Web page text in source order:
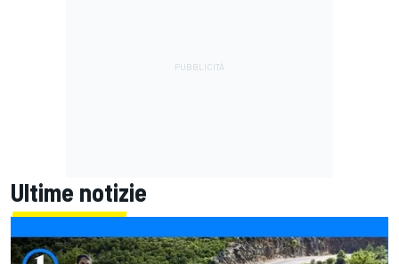
Ultime notizie